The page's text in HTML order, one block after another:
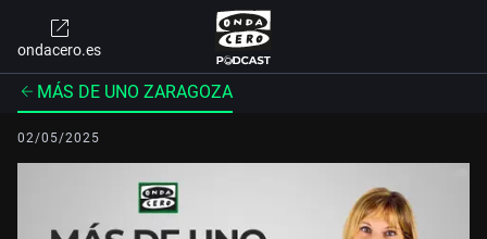
ondacero.es
MÁS DE UNO ZARAGOZA
02/05/2025